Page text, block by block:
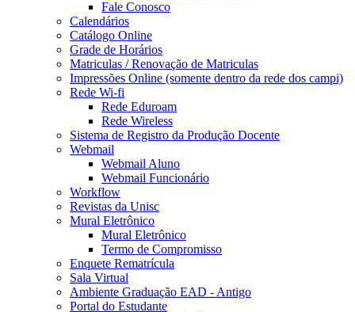
Fale Conosco
Calendários
Catálogo Online
Grade de Horários
Matriculas / Renovação de Matriculas
Impressões Online (somente dentro da rede dos campi)
Rede Wi-fi
Rede Eduroam
Rede Wireless
Sistema de Registro da Produção Docente
Webmail
Webmail Aluno
Webmail Funcionário
Workflow
Revistas da Unisc
Mural Eletrônico
Mural Eletrônico
Termo de Compromisso
Enquete Rematrícula
Sala Virtual
Ambiente Graduação EAD - Antigo
Portal do Estudante